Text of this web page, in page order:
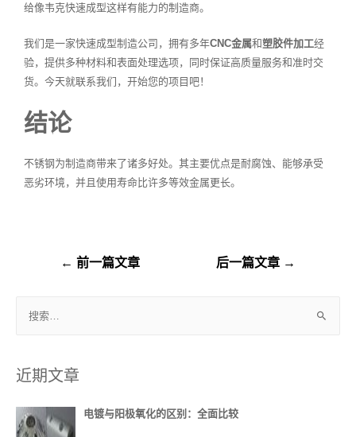
给像韦克快速成型这样有能力的制造商。
我们是一家快速成型制造公司，拥有多年CNC金属和塑胶件加工经
验，提供多种材料和表面处理选项，同时保证高质量服务和准时交
货。今天就联系我们，开始您的项目吧！
结论
不锈钢为制造商带来了诸多好处。其主要优点是耐腐蚀、能够承受
恶劣环境，并且使用寿命比许多等效金属更长。
← 前一篇文章 后一篇文章 →
近期文章
电镀与阳极氧化的区别：全面比较